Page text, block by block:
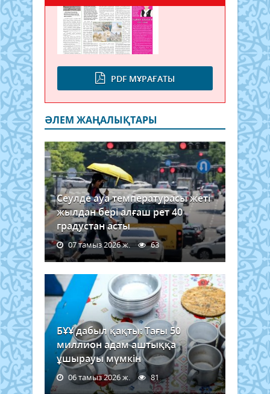
PDF МҰРАҒАТЫ
ӘЛЕМ ЖАҢАЛЫҚТАРЫ
Сеулде ауа температурасы жеті
жылдан бері алғаш рет 40
градустан асты
07 тамыз 2026 ж. 63
БҰҰ дабыл қақты: Тағы 50
миллион адам аштыққа
ұшырауы мүмкін
06 тамыз 2026 ж. 81